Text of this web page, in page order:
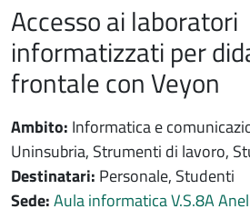
Accesso ai laboratori
informatizzati per
frontale con Veyon
Ambito: Informatica e
Uninsubria, Strumenti di lavoro,
Destinatari: Personale, Studenti
Sede:Aula informatica V.S.8A